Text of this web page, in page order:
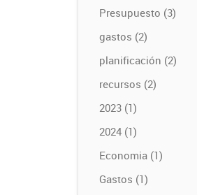
Presupuesto (3)
gastos (2)
planificación (2)
recursos (2)
2023 (1)
2024 (1)
Economia (1)
Gastos (1)